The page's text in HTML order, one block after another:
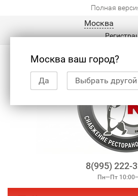
Полная
Москва
Москва ваш город?
Да Выбрать
8(995) 222-
Пн—Пт